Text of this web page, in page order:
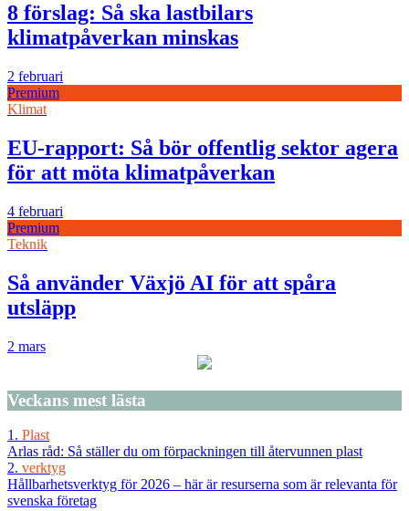
8 förslag: Så ska lastbilars
klimatpåverkan minskas
2 februari
Premium
Klimat
EU-rapport: Så bör offentlig sektor agera
för att möta klimatpåverkan
4 februari
Premium
Teknik
Så använder Växjö AI för att spåra
utsläpp
2 mars
Veckans mest lästa
1. Plast
Arlas råd: Så ställer du om förpackningen till återvunnen plast
2. verktyg
Hållbarhetsverktyg för 2026 – här är resurserna som är relevanta för
svenska företag